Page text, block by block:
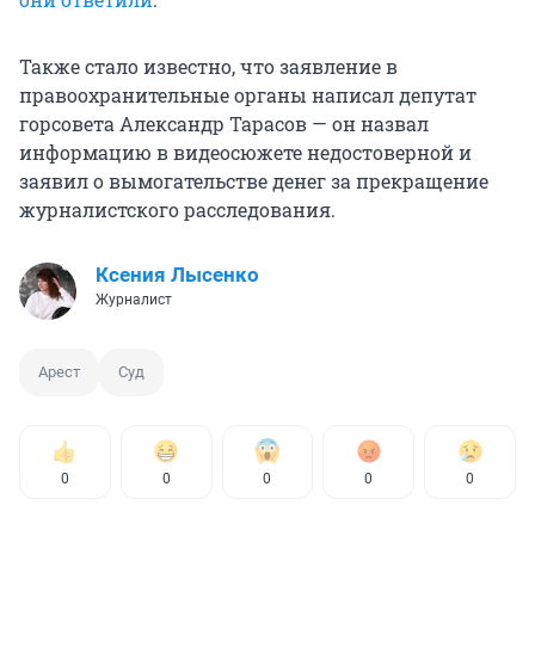
Также стало известно, что заявление в
правоохранительные органы написал депутат
горсовета Александр Тарасов — он назвал
информацию в видеосюжете недостоверной и
заявил о вымогательстве денег за прекращение
журналистского расследования.
Ксения Лысенко
Журналист
Арест Суд
0 0 0 0 0